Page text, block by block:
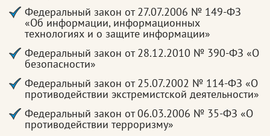
Федеральный закон от 27.07.2006 № 149-ФЗ
«Об информации, информационных
технологиях и о защите информации»
Федеральный закон от 28.12.2010 № 390-ФЗ «О
безопасности»
Федеральный закон от 25.07.2002 № 114-ФЗ «О
противодействии экстремистской деятельности»
Федеральный закон от 06.03.2006 № 35-ФЗ «О
противодействии терроризму»